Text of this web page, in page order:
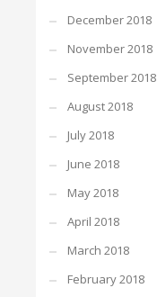
December 2018
November 2018
September 2018
August 2018
July 2018
June 2018
May 2018
April 2018
March 2018
February 2018